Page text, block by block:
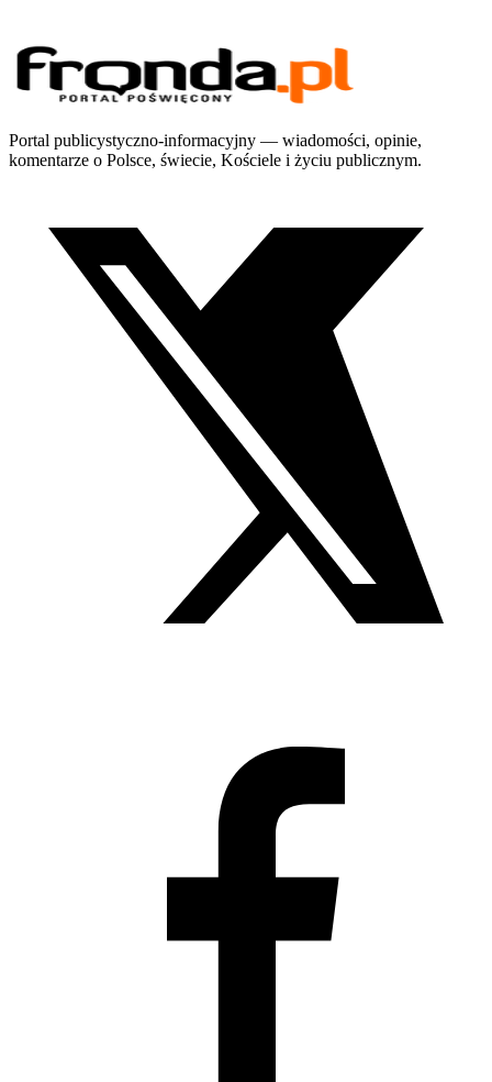
Portal publicystyczno-informacyjny — wiadomości, opinie,
komentarze o Polsce, świecie, Kościele i życiu publicznym.